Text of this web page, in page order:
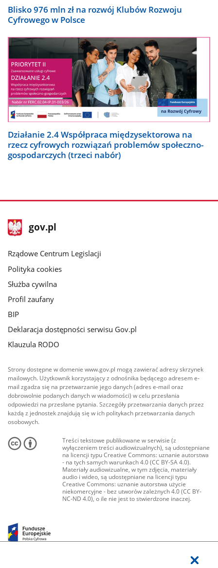
Blisko 976 mln zł na rozwój Klubów Rozwoju
Cyfrowego w Polsce
Działanie 2.4 Współpraca międzysektorowa na
rzecz cyfrowych rozwiązań problemów społeczno-
gospodarczych (trzeci nabór)
stopka
gov.plStrona
gov.pl
Rządowe Centrum Legislacji
Polityka cookies
Służba cywilna
Profil zaufany
BIP
Deklaracja dostępności serwisu Gov.pl
Klauzula RODO
Strony dostępne w domenie www.gov.pl mogą zawierać adresy skrzynek
mailowych. Użytkownik korzystający z odnośnika będącego adresem e-
mail zgadza się na przetwarzanie jego danych (adres e-mail oraz
dobrowolnie podanych danych w wiadomości) w celu przesłania
odpowiedzi na przesłane pytania. Szczegóły przetwarzania danych przez
każdą z jednostek znajdują się w ich politykach przetwarzania danych
osobowych.
Treści tekstowe publikowane w serwisie (z
wyłączeniem treści audiowizualnych), są udostępniane
na licencji typu Creative Commons: uznanie autorstwa
- na tych samych warunkach 4.0 (CC BY-SA 4.0).
Materiały audiowizualne, w tym zdjęcia, materiały
audio i wideo, są udostępniane na licencji typu
Creative Commons: uznanie autorstwa użycie
niekomercyjne - bez utworów zależnych 4.0 (CC BY-
NC-ND 4.0), o ile nie jest to stwierdzone inaczej.